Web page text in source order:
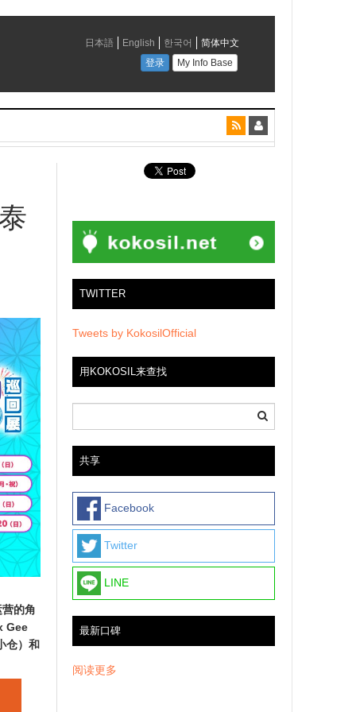
的角
Gee
仓）和
TWITTER
Tweets by KokosilOfficial
用KOKOSIL来查找
共享
Facebook
Twitter
LINE
最新口碑
阅读更多